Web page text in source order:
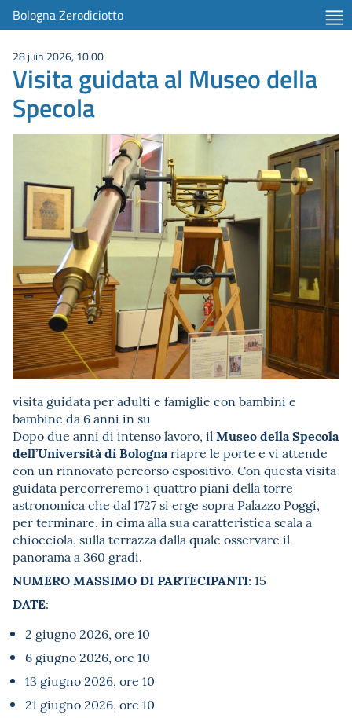
Bologna Zerodiciotto
28 juin 2026, 10:00
Visita guidata al Museo della
Specola
visita guidata per adulti e famiglie con bambini e
bambine da 6 anni in su
Dopo due anni di intenso lavoro, il Museo della Specola
dell’Università di Bolognariapre le porte e vi attende
con un rinnovato percorso espositivo. Con questa visita
guidata percorreremo i quattro piani della torre
astronomica che dal 1727 si erge sopra Palazzo Poggi,
per terminare, in cima alla sua caratteristica scala a
chiocciola, sulla terrazza dalla quale osservare il
panorama a 360 gradi.
NUMERO MASSIMO DI PARTECIPANTI: 15
DATE:
2 giugno 2026, ore 10
6 giugno 2026, ore 10
13 giugno 2026, ore 10
21 giugno 2026, ore 10